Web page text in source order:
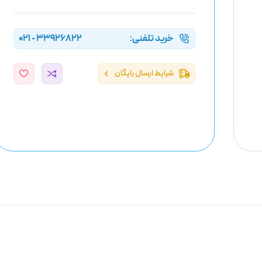
خرید تلفنی: 33926822 - 021
شرایط ارسال رایگان